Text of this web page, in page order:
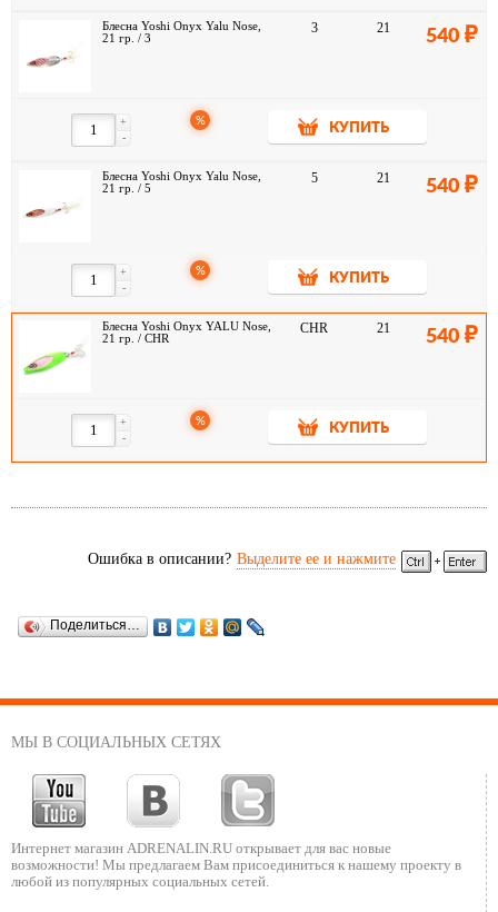
Блесна Yoshi Onyx Yalu Nose,
21 гр. / 3
3 21 540
-
+ %
КУПИТЬ
Блесна Yoshi Onyx Yalu Nose,
21 гр. / 5
5 21 540
-
+ %
КУПИТЬ
Блесна Yoshi Onyx YALU Nose,
21 гр. / CHR
CHR 21 540
-
+ %
КУПИТЬ
Ошибка в описании? Выделите ее и нажмите
Поделиться…
МЫ В СОЦИАЛЬНЫХ СЕТЯХ
Интернет магазин ADRENALIN.RU открывает для вас новые
возможности! Мы предлагаем Вам присоединиться к нашему проекту в
любой из популярных социальных сетей.